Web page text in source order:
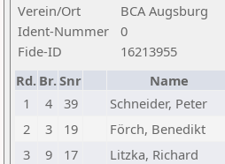
Verein/Ort
BCA Augsburg
Ident-Nummer
0
Fide-ID
16213955
Rd. Br.Snr Name
1
4 39 Schneider, Peter
2
3 19 Förch, Benedikt
3
9 17 Litzka, Richard